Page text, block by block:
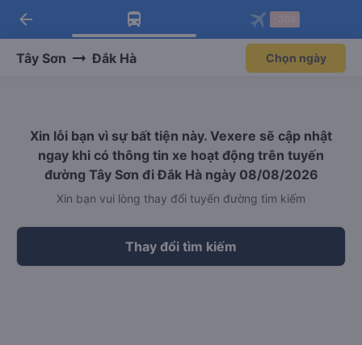
Tải app Vexere ngay!
Nhận ưu đãi thành viên độc
Mở app
Tải app Vexere
-30k/ghế khi đặt vé máy bay qua
Mở app
arrow_back
Tây Sơn Đắk Hà Chọn ngày
Xin lỗi bạn vì sự bất tiện này. Vexere sẽ cập nhật
ngay khi có thông tin xe hoạt động trên tuyến
đường Tây Sơn đi Đắk Hà ngày 08/08/2026
Xin bạn vui lòng thay đổi tuyến đường tìm kiếm
Thay đổi tìm kiếm